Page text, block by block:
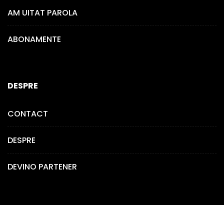
AM UITAT PAROLA
ABONAMENTE
DESPRE
CONTACT
DESPRE
DEVINO PARTENER